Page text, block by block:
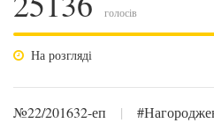
голосів
На розгляді
№22/201632-еп |